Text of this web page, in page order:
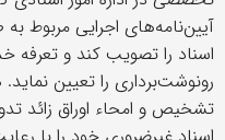
آیین‌نامه‌های اجرایی مربوط
اسناد را تصویب کند و تعرفه
رونوشت‌برداری را تعیین
تشخیص و امحاء اوراق زائد